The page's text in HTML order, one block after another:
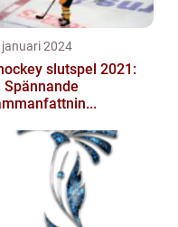
januari 2024
slutspel 2021:
Spännande